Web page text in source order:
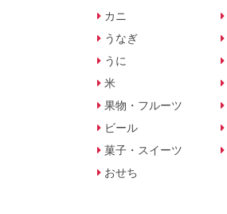
カニ
うなぎ
うに
米
果物・フルーツ
ビール
菓子・スイーツ
おせち